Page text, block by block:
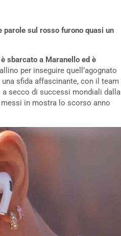
parole sul rosso furono quasi un
sbarcato a Maranello ed è
per inseguire quell’agognato
sfida affascinante, con il team
a secco di successi mondiali dalla
messi in mostra lo scorso anno